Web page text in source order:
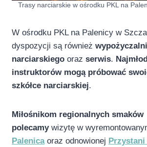
Trasy narciarskie w ośrodku PKL na
W ośrodku PKL na Palenicy w
dyspozycji są również
narciarskiego oraz serwis.
instruktorów mogą próbować
szkółce narciarskiej.
Miłośnikom regionalnych smaków
polecamywizytę w
Palenicaoraz odnowionej